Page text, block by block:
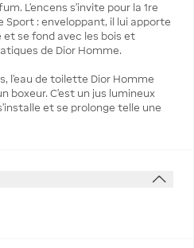
L'encens s'invite pour la 1re
: enveloppant, il lui apporte
se fond avec les bois et
de Dior Homme.
l'eau de toilette Dior Homme
boxeur. C'est un jus lumineux
et se prolonge telle une